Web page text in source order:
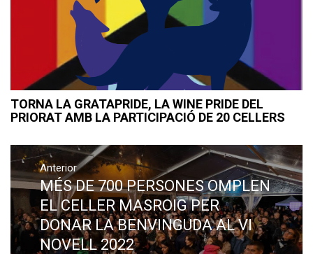
TORNA LA GRATAPRIDE, LA WINE PRIDE DEL
PRIORAT AMB LA PARTICIPACIÓ DE 20 CELLERS
Navegació
d'entrades
Anterior
Previous
post:
MÉS DE 700 PERSONES OMPLEN
EL CELLER MASROIG PER
DONAR LA BENVINGUDA AL VI
NOVELL 2022